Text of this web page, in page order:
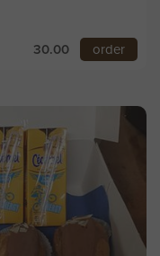
30.00 order